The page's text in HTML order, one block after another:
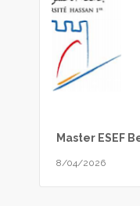
Master ESEF
8/04/2026